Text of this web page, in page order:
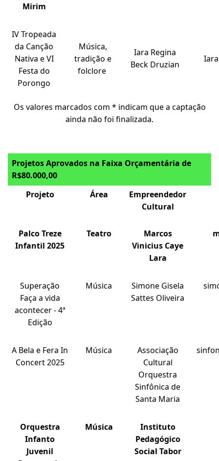
Mirim
IV Tropeada
da Canção
Nativa e VI
Festa do
Porongo
Música,
tradição e
folclore
Iara Regina
Beck Druzian
Os valores marcados com * indicam que a captação
ainda não foi finalizada.
Projetos Aprovados na Faixa Orçamentária de
R$80.000,00
Projeto
Área
Empreendedor
Cultural
Palco Treze
Infantil 2025
Teatro
Marcos
Vinicius Caye
Lara
Superação
Faça a vida
acontecer - 4ª
Edição
Música
Simone Gisela
Sattes Oliveira
A Bela e Fera In
Concert 2025
Música
Associação
Cultural
Orquestra
Sinfônica de
Santa Maria
Orquestra
Infanto
Juvenil
Música
Instituto
Pedagógico
Social Tabor